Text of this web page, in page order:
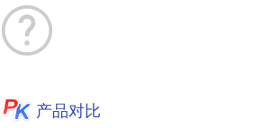
产品对比